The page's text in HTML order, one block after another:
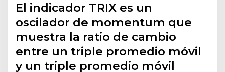
El indicador TRIX es un
oscilador de momentum que
muestra la ratio de cambio
entre un triple promedio móvil
y un triple promedio móvil